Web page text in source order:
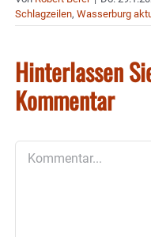
Schlagzeilen, Wasserburg
Hinterlassen
Kommentar